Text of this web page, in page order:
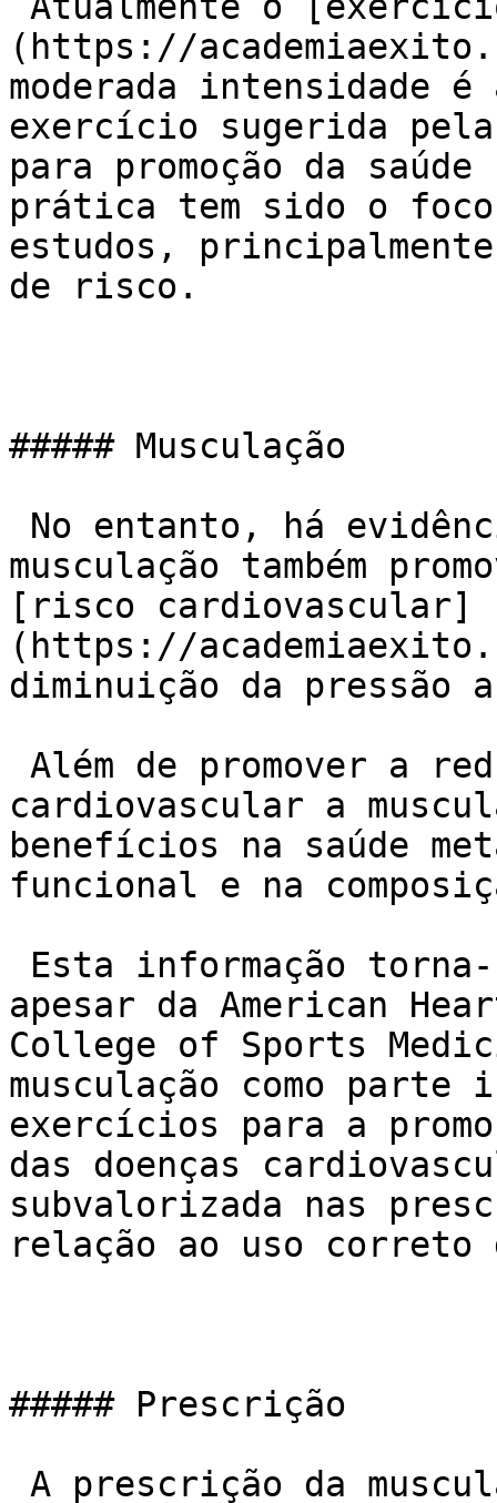
(https://
moderada intensidade
exercício sugerida
para promoção da
prática tem sido o
estudos,
de risco.
##### Musculação
musculação também
[risco cardiovascular]
(https://
diminuição da pressão
cardiovascular a
benefícios na saúde
funcional e na
apesar da American
College of Sports
musculação como parte
exercícios para a
das doenças
subvalorizada nas
relação ao uso
##### Prescrição